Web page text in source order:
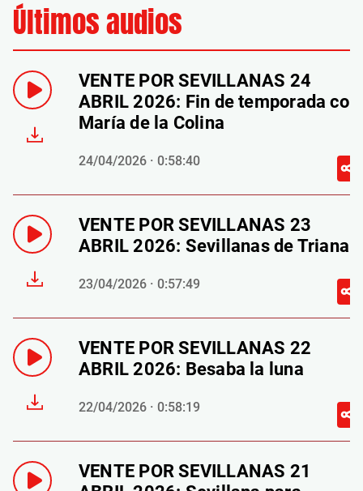
Últimos audios
VENTE POR SEVILLANAS 24
ABRIL 2026: Fin de temporada con
María de la Colina
24/04/2026 · 0:58:40
VENTE POR SEVILLANAS 23
ABRIL 2026: Sevillanas de Triana
23/04/2026 · 0:57:49
VENTE POR SEVILLANAS 22
ABRIL 2026: Besaba la luna
22/04/2026 · 0:58:19
VENTE POR SEVILLANAS 21